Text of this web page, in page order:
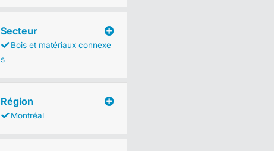
Secteur
Bois et matériaux connexe
s
Région
Montréal